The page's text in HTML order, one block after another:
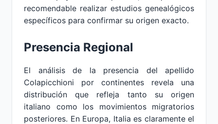
recomendable realizar estudios genealógicos
específicos para confirmar su origen exacto.
Presencia Regional
El análisis de la presencia del apellido
Colapicchioni por continentes revela una
distribución que refleja tanto su origen
italiano como los movimientos migratorios
posteriores. En Europa, Italia es claramente el